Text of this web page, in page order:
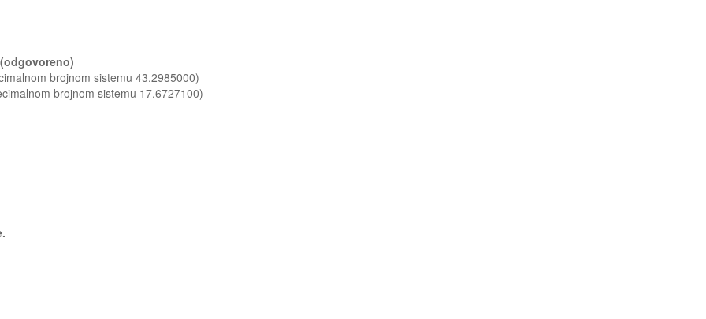
brojnom sistemu 43.2985000)
brojnom sistemu 17.6727100)